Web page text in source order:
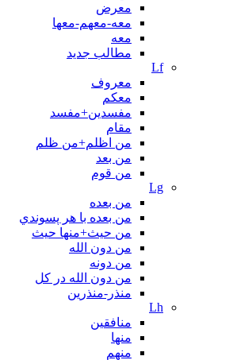
معرض
معه-معهم-معها
معه
مطالب جدید
Lf
معروف
معکم
مفسدین+مفسد
مقام
من اظلم+من ظلم
من بعد
من قوم
Lg
من بعده
من بعده با هر پسوندي
من حیث+منها حیث
من دون الله
من دونه
من دون الله در کل
منذر-منذرین
Lh
منافقین
منها
منهم